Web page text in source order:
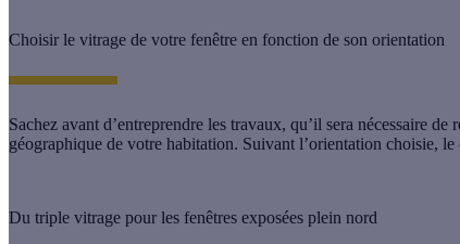
Choisir le vitrage de votre fenêtre en fonction de son orientation
Sachez avant d’entreprendre les travaux, qu’il sera nécessaire
géographique de votre habitation. Suivant l’orientation choisie, le
Du triple vitrage pour les fenêtres exposées plein nord